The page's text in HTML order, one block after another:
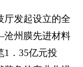
厅发起设立的全
州膜先进材料
1．35亿元投